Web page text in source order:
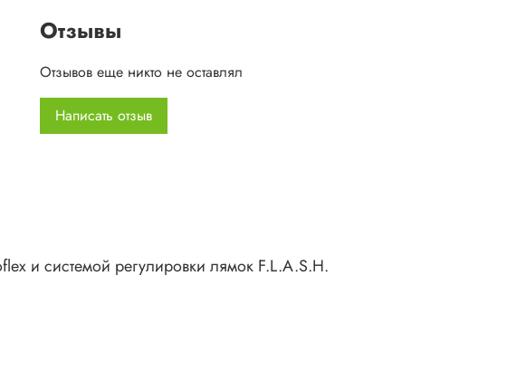
боковые компрессионные стропы
мягкий пояс с карманом на молнии
грудная стяжка со свистком
отверстие для питьевой системы
вес: 1230 г
Отзывы
Отзывов еще никто не оставлял
Написать отзыв
и системой регулировки лямок F.L.A.S.H.